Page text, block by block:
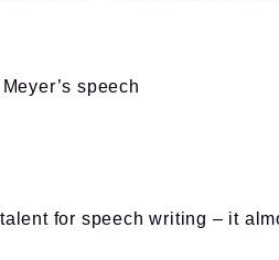
speech
for speech writing – it